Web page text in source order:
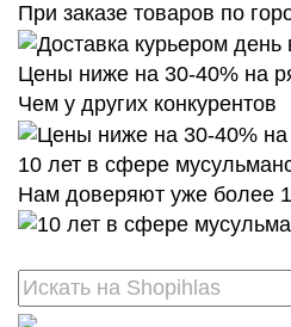
При заказе товаров по
Цены ниже на 30-40% на
Чем у других конкурентов
10 лет в сфере
Нам доверяют уже более